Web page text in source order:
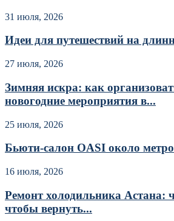
31 июля, 2026
Идеи для путешествий на
27 июля, 2026
Зимняя искра: как
новогодние мероприятия в...
25 июля, 2026
Бьюти-салон OASI около
16 июля, 2026
Ремонт холодильника Астана:
чтобы вернуть...